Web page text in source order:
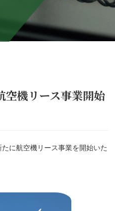
空機リース事業開始
に航空機リース事業を開始いた